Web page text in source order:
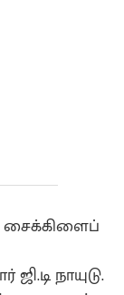
சைக்கிளைப்
நாயுடு.